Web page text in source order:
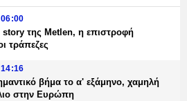
06:00
της Metlen, η επιστροφή
τράπεζες
14:16
βήμα το α' εξάμηνο, χαμηλή
στην Ευρώπη